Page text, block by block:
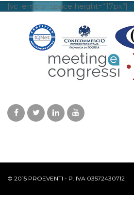
[vc_empty_space height=”17px”]
© 2015 PROEVENTI - P. IVA 03572430712